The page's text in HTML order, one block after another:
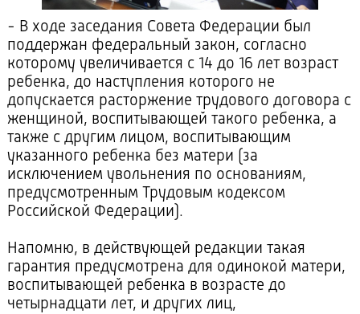
- В ходе заседания Совета Федерации был
поддержан федеральный закон, согласно
которому увеличивается с 14 до 16 лет возраст
ребенка, до наступления которого не
допускается расторжение трудового договора с
женщиной, воспитывающей такого ребенка, а
также с другим лицом, воспитывающим
указанного ребенка без матери (за
исключением увольнения по основаниям,
предусмотренным Трудовым кодексом
Российской Федерации).
Напомню, в действующей редакции такая
гарантия предусмотрена для одинокой матери,
воспитывающей ребенка в возрасте до
четырнадцати лет, и других лиц,